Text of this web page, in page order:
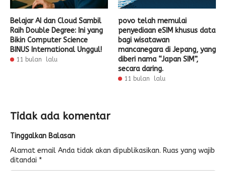
Belajar AI dan Cloud Sambil
Raih Double Degree: Ini yang
Bikin Computer Science
BINUS International Unggul!
11 bulan lalu
povo telah memulai
penyediaan eSIM khusus data
bagi wisatawan
mancanegara di Jepang, yang
diberi nama “Japan SIM”,
secara daring.
11 bulan lalu
Tidak ada komentar
Tinggalkan Balasan
Alamat email Anda tidak akan dipublikasikan. Ruas yang wajib
ditandai *